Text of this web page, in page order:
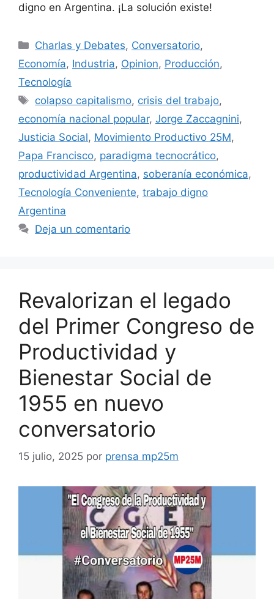
digno en Argentina. ¡La solución existe!
Charlas y Debates, Conversatorio,
Economía, Industria, Opinion, Producción,
Tecnología
colapso capitalismo, crisis del trabajo,
economía nacional popular, Jorge Zaccagnini,
Justicia Social, Movimiento Productivo 25M,
Papa Francisco, paradigma tecnocrático,
productividad Argentina, soberanía económica,
Tecnología Conveniente, trabajo digno
Argentina
Deja un comentario
Revalorizan el legado
del Primer Congreso de
Productividad y
Bienestar Social de
1955 en nuevo
conversatorio
15 julio, 2025 por prensa mp25m